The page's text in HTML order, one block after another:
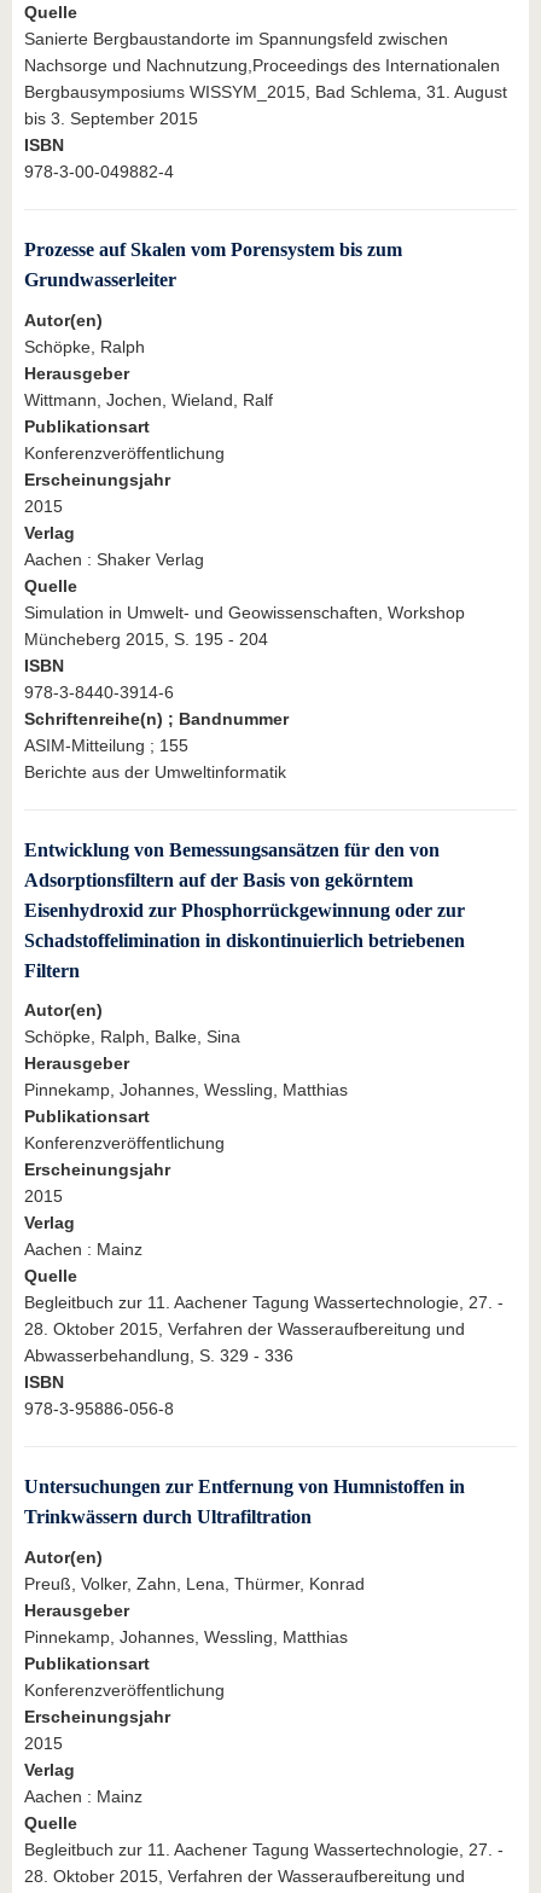
Quelle
Sanierte Bergbaustandorte im Spannungsfeld zwischen
Nachsorge und Nachnutzung,Proceedings des Internationalen
Bergbausymposiums WISSYM_2015, Bad Schlema, 31. August
bis 3. September 2015
ISBN
978-3-00-049882-4
Prozesse auf Skalen vom Porensystem bis zum
Grundwasserleiter
Autor(en)
Schöpke, Ralph
Herausgeber
Wittmann, Jochen, Wieland, Ralf
Publikationsart
Konferenzveröffentlichung
Erscheinungsjahr
2015
Verlag
Aachen : Shaker Verlag
Quelle
Simulation in Umwelt- und Geowissenschaften, Workshop
Müncheberg 2015, S. 195 - 204
ISBN
978-3-8440-3914-6
Schriftenreihe(n) ; Bandnummer
ASIM-Mitteilung ; 155
Berichte aus der Umweltinformatik
Entwicklung von Bemessungsansätzen für den von
Adsorptionsfiltern auf der Basis von gekörntem
Eisenhydroxid zur Phosphorrückgewinnung oder zur
Schadstoffelimination in diskontinuierlich betriebenen
Filtern
Autor(en)
Schöpke, Ralph, Balke, Sina
Herausgeber
Pinnekamp, Johannes, Wessling, Matthias
Publikationsart
Konferenzveröffentlichung
Erscheinungsjahr
2015
Verlag
Aachen : Mainz
Quelle
Begleitbuch zur 11. Aachener Tagung Wassertechnologie, 27. -
28. Oktober 2015, Verfahren der Wasseraufbereitung und
Abwasserbehandlung, S. 329 - 336
ISBN
978-3-95886-056-8
Untersuchungen zur Entfernung von Humnistoffen in
Trinkwässern durch Ultrafiltration
Autor(en)
Preuß, Volker, Zahn, Lena, Thürmer, Konrad
Herausgeber
Pinnekamp, Johannes, Wessling, Matthias
Publikationsart
Konferenzveröffentlichung
Erscheinungsjahr
2015
Verlag
Aachen : Mainz
Quelle
Begleitbuch zur 11. Aachener Tagung Wassertechnologie, 27. -
28. Oktober 2015, Verfahren der Wasseraufbereitung und